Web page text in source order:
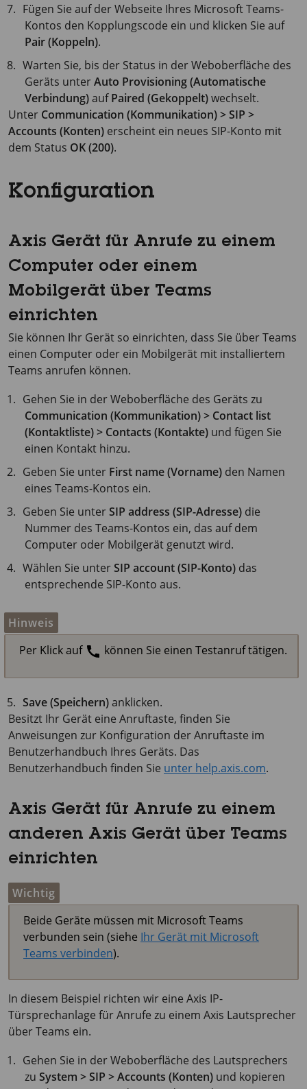
Fügen Sie auf der Webseite Ihres Microsoft Teams-
Kontos den Kopplungscode ein und klicken Sie auf
Pair (Koppeln).
Warten Sie, bis der Status in der Weboberfläche des
Geräts unterAuto Provisioning (Automatische
Verbindung)aufPaired (Gekoppelt)wechselt.
Unter Communication (Kommunikation) > SIP >
Accounts (Konten) erscheint ein neues SIP-Konto mit
dem Status OK (200).
Konfiguration
Axis Gerät für Anrufe zu einem
Computer oder einem
Mobilgerät über Teams
einrichten
Sie können Ihr Gerät so einrichten, dass Sie über Teams
einen Computer oder ein Mobilgerät mit installiertem
Teams anrufen können.
Gehen Sie in der Weboberfläche des Geräts zu
Communication (Kommunikation) > Contact list
(Kontaktliste) > Contacts (Kontakte) und fügen Sie
einen Kontakt hinzu.
Geben Sie unter First name (Vorname) den Namen
eines Teams-Kontos ein.
Geben Sie unterSIP address (SIP-Adresse) die
Nummer des Teams-Kontos ein, das auf dem
Computer oder Mobilgerät genutzt wird.
Wählen Sie unterSIP account (SIP-Konto) das
entsprechende SIP-Konto aus.
Hinweis
Per Klick auf
können Sie einen Testanruf tätigen.
Save (Speichern)anklicken.
Besitzt Ihr Gerät eine Anruftaste, finden Sie
Anweisungen zur Konfiguration der Anruftaste im
Benutzerhandbuch Ihres Geräts. Das
Benutzerhandbuch finden Sie unter help.axis.com.
Axis Gerät für Anrufe zu einem
anderen Axis Gerät über Teams
einrichten
Wichtig
Beide Geräte müssen mit Microsoft Teams
verbunden sein (siehe Ihr Gerät mit Microsoft
Teams verbinden).
In diesem Beispiel richten wir eine Axis IP-
Türsprechanlage für Anrufe zu einem Axis Lautsprecher
über Teams ein.
Gehen Sie in der Weboberfläche des Lautsprechers
zu System > SIP > Accounts (Konten) und kopieren